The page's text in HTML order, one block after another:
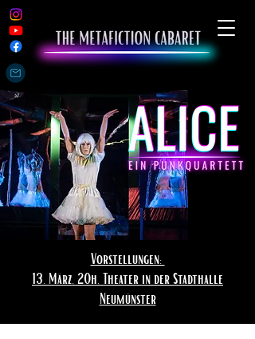
Vorstellungen:
13. März, 20h, Theater in der Stadthalle
Neumünster